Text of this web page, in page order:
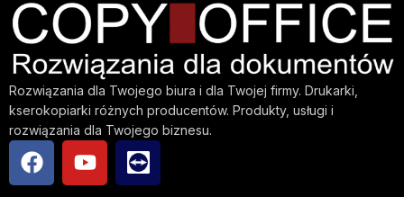
Rozwiązania dla Twojego biura i dla Twojej firmy. Drukarki,
kserokopiarki różnych producentów. Produkty, usługi i
rozwiązania dla Twojego biznesu.